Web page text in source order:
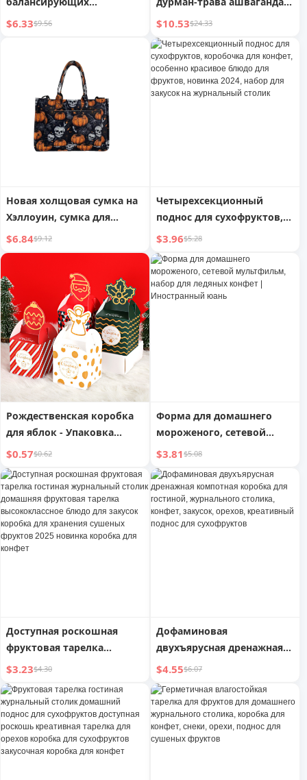
жевательных конфет
$6.33$9.56
ягодная жевательная
конфета
$10.53$24.33
Новая холщовая сумка на
Хэллоуин, сумка для
конфет, тыква, фестиваль
призраков, ювелирные
подарочная сумка
$6.84$9.12
Четырехсекционный
поднос для сухофруктов,
коробочка для конфет,
особенно красивое блюдо
для фруктов, новинка
2024, набор для закусок на
журнальный столик
$3.96$5.28
Рождественская коробка
для яблок - Упаковка
подарков на Сочельник,
тематическая коробка для
конфет
$0.57$0.62
Форма для домашнего
мороженого, сетевой
мультфильм, набор для
ледяных конфет |
Иностранный юань
$3.81$5.08
Доступная роскошная
фруктовая тарелка
гостиная журнальный
столик домашняя
фруктовая тарелка
высококлассное блюдо
для закусок коробка для
хранения сушеных
$3.23$4.30
Дофаминовая
двухъярусная дренажная
компотная коробка для
гостиной, журнального
столика, конфет, закусок,
орехов, креативный
поднос для сухофруктов
$4.55$6.07